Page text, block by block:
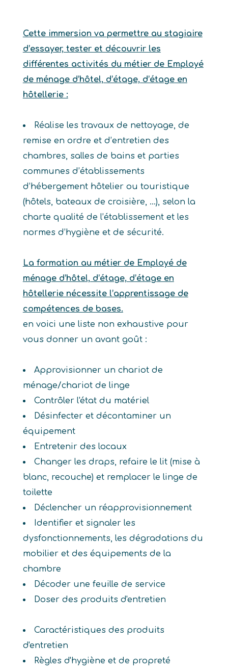
Cette immersion va permettre au stagiaire
d’essayer, tester et découvrir les
différentes activités du métier de Employé
de ménage d’hôtel, d’étage, d’étage en
hôtellerie :
Réalise les travaux de nettoyage, de
remise en ordre et d’entretien des
chambres, salles de bains et parties
communes d’établissements
d’hébergement hôtelier ou touristique
(hôtels, bateaux de croisière, …), selon la
charte qualité de l’établissement et les
normes d’hygiène et de sécurité.
La formation au métier de Employé de
ménage d’hôtel, d’étage, d’étage en
hôtellerie nécessite l’apprentissage de
compétences de bases.
en voici une liste non exhaustive pour
vous donner un avant goût :
Approvisionner un chariot de
ménage/chariot de linge
Contrôler l'état du matériel
Désinfecter et décontaminer un
équipement
Entretenir des locaux
Changer les draps, refaire le lit (mise à
blanc, recouche) et remplacer le linge de
toilette
Déclencher un réapprovisionnement
Identifier et signaler les
dysfonctionnements, les dégradations du
mobilier et des équipements de la
chambre
Décoder une feuille de service
Doser des produits d'entretien
Caractéristiques des produits
d'entretien
Règles d'hygiène et de propreté